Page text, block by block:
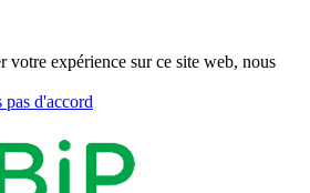
votre expérience sur ce site web, nous
pas d'accord